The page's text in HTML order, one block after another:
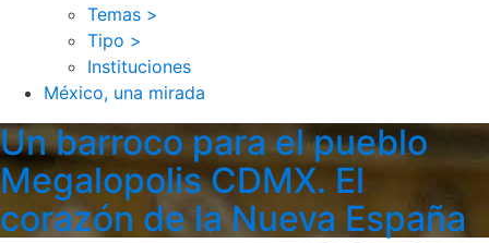
Temas >
Tipo >
Instituciones
México, una mirada
Un barroco para el pueblo
Megalopolis CDMX. El
corazón de la Nueva España